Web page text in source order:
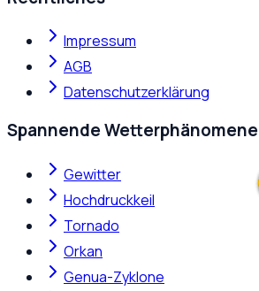
Impressum
AGB
Datenschutzerklärung
Spannende Wetterphänomene
Gewitter
Hochdruckkeil
Tornado
Orkan
Genua-Zyklone